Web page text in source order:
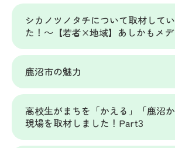
シカノツノタチについて取材して
た！～【若者×地域】あしかもメ
鹿沼市の魅力
高校生がまちを「かえる」「鹿沼
現場を取材しました！Part3